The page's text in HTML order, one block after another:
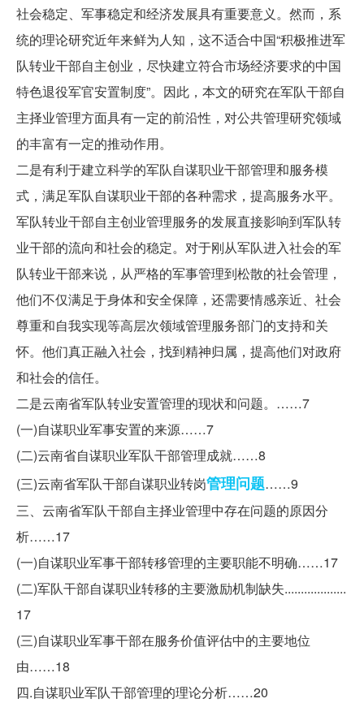
社会稳定、军事稳定和经济发展具有重要意义。然而，系
统的理论研究近年来鲜为人知，这不适合中国“积极推进军
队转业干部自主创业，尽快建立符合市场经济要求的中国
特色退役军官安置制度”。因此，本文的研究在军队干部自
主择业管理方面具有一定的前沿性，对公共管理研究领域
的丰富有一定的推动作用。
二是有利于建立科学的军队自谋职业干部管理和服务模
式，满足军队自谋职业干部的各种需求，提高服务水平。
军队转业干部自主创业管理服务的发展直接影响到军队转
业干部的流向和社会的稳定。对于刚从军队进入社会的军
队转业干部来说，从严格的军事管理到松散的社会管理，
他们不仅满足于身体和安全保障，还需要情感亲近、社会
尊重和自我实现等高层次领域管理服务部门的支持和关
怀。他们真正融入社会，找到精神归属，提高他们对政府
和社会的信任。
二是云南省军队转业安置管理的现状和问题。……7
(一)自谋职业军事安置的来源……7
(二)云南省自谋职业军队干部管理成就……8
(三)云南省军队干部自谋职业转岗管理问题……9
三、云南省军队干部自主择业管理中存在问题的原因分
析……17
(一)自谋职业军事干部转移管理的主要职能不明确……17
(二)军队干部自谋职业转移的主要激励机制缺失...................
17
(三)自谋职业军事干部在服务价值评估中的主要地位
由……18
四.自谋职业军队干部管理的理论分析……20